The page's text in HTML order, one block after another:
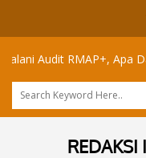
RMAP+, Apa
REDAKSI